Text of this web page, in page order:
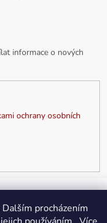
procházením
informace o nových
ochrany osobních